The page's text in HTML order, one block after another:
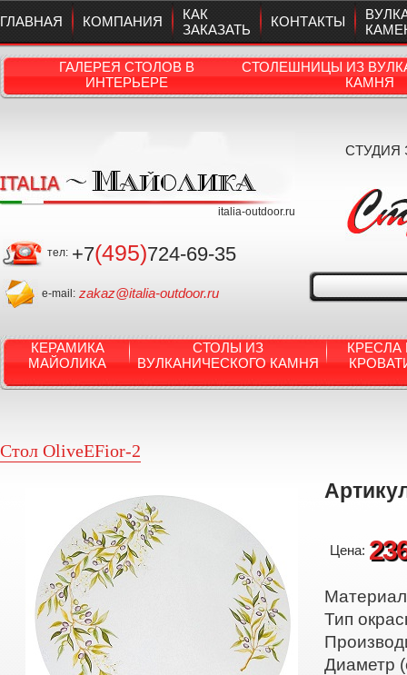
ГЛАВНАЯ КОМПАНИЯ
КАК
ЗАКАЗАТЬ
КОНТАКТЫ
ГАЛЕРЕЯ СТОЛОВ В
ИНТЕРЬЕРЕ
СТОЛЕШНИЦЫ ИЗ
КАМНЯ
italia-outdoor.ru
тел: +7(495)724-69-35
e-mail: zakaz@italia-outdoor.ru
СТУДИЯ
КЕРАМИКА
МАЙОЛИКА
СТОЛЫ ИЗ
ВУЛКАНИЧЕСКОГО КАМНЯ
КРЕСЛА
Стол OliveEFior-2
Цена:
Тип
Диаметр